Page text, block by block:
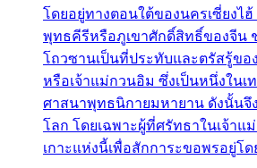
โดยอยู่ทางตอนใต้ของนครเซี่ยงไฮ้
พุทธคีรีหรือภูเขาศักดิ์สิทธิ์ของจีน
โถวซานเป็นที่ประทับและตรัสรู้ขอ
หรือเจ้าแม่กวนอิม ซึ่งเป็นหนึ่งใน
ศาสนาพุทธนิกายมหายาน ดังนั้นจึ
โลก โดยเฉพาะผู้ที่ศรัทธาในเจ้าแ
เกาะแห่งนี้เพื่อสักการะขอพรอยู่โ